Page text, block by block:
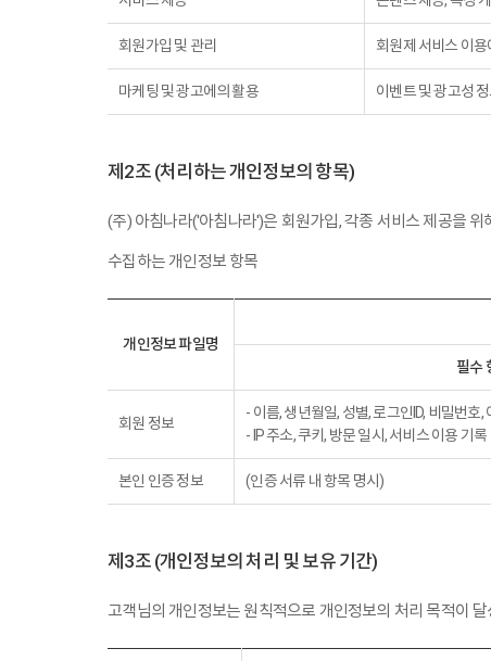
회원가입 및 관리 회원제 서비스 이
마케팅 및 광고에의 활용 이벤트 및 광고성
제2조 (처리하는 개인정보의 항목)
(주) 아침나라('아침나라')은 회원가입, 각종 서비스 제공을
수집하는 개인정보 항목
개인정보 파일명
필수
회원 정보
- 이름, 생년월일, 성별, 로그인ID, 비밀번호
- IP 주소, 쿠키, 방문 일시, 서비스 이용 기록
본인 인증 정보 (인증 서류 내 항목 명시)
제3조 (개인정보의 처리 및 보유 기간)
고객님의 개인정보는 원칙적으로 개인정보의 처리 목적이